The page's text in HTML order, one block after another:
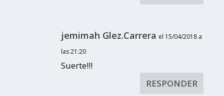
jemimah Glez.Carrera el 15/04/2018 a
las 21:20
Suerte!!!
RESPONDER